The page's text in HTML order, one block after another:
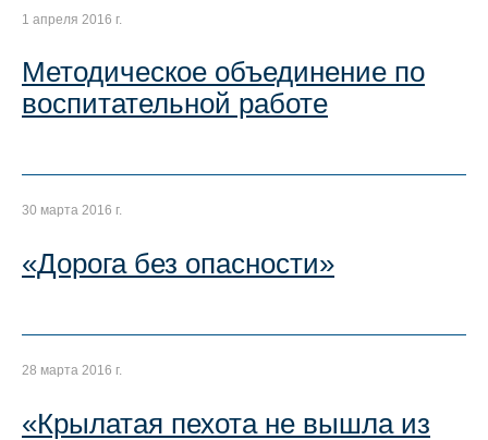
1 апреля 2016 г.
Методическое объединение по
воспитательной работе
30 марта 2016 г.
«Дорога без опасности»
28 марта 2016 г.
«Крылатая пехота не вышла из